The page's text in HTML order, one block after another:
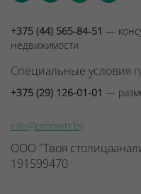
+375 (44) 565-84-51 —
недвижимости
Специальные условия
+375 (29) 126-01-01 —
info@prometr.by
ООО "Твоя
191599470